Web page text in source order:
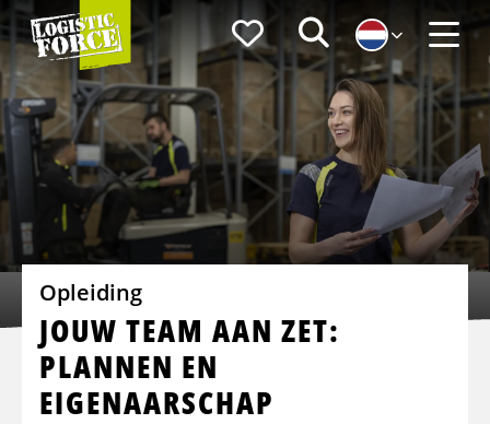
Logistic
Force
FavorietenZoeken
Menu
Opleiding
JOUW TEAM AAN ZET:
PLANNEN EN
EIGENAARSCHAP